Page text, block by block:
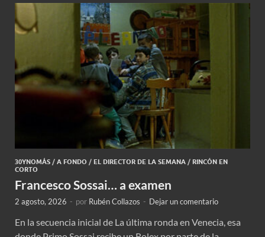
30YNOMÁS / A FONDO / EL DIRECTOR DE LA SEMANA / RINCÓN EN
CORTO
Francesco Sossai… a examen
2 agosto, 2026 - por Rubén Collazos - Dejar un comentario
En la secuencia inicial de La última ronda en Venecia, esa